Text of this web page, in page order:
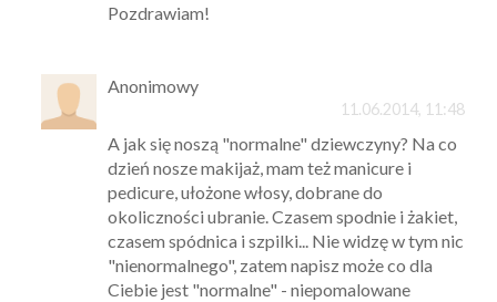
Pozdrawiam!
Anonimowy
11.06.2014, 11:48
A jak się noszą "normalne" dziewczyny? Na co
dzień nosze makijaż, mam też manicure i
pedicure, ułożone włosy, dobrane do
okoliczności ubranie. Czasem spodnie i żakiet,
czasem spódnica i szpilki... Nie widzę w tym nic
"nienormalnego", zatem napisz może co dla
Ciebie jest "normalne" - niepomalowane